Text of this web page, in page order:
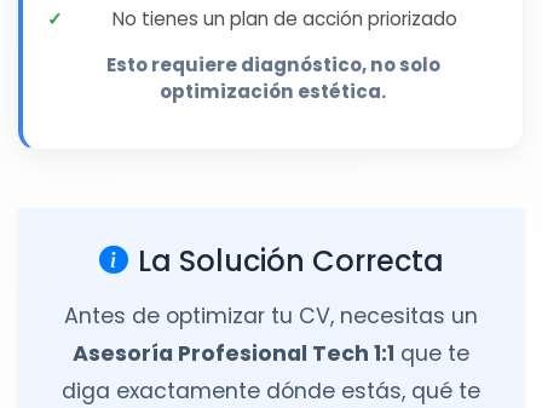
No tienes un plan de acción priorizado
Esto requiere diagnóstico, no solo
optimización estética.
La Solución Correcta
Antes de optimizar tu CV, necesitas un
Asesoría Profesional Tech 1:1 que te
diga exactamente dónde estás, qué te